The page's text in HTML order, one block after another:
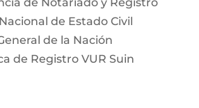
de Estado Civil
de la Nación
de Registro VUR Suin